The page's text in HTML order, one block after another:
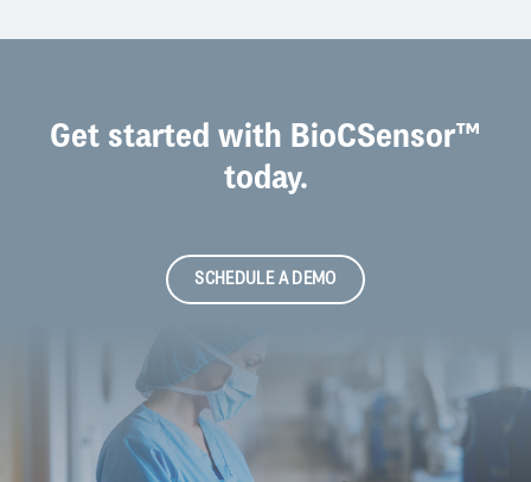
Get started with BioCSensor™
today.
SCHEDULE A DEMO